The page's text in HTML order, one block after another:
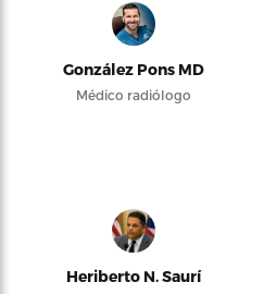
González Pons MD
Médico radiólogo
Heriberto N. Saurí